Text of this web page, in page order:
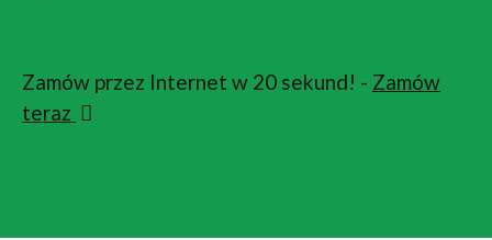
Zamów przez Internet w 20 sekund! - Zamów
teraz